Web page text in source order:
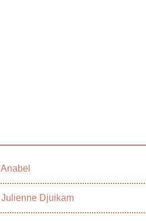
Anabel
Julienne Djuikam